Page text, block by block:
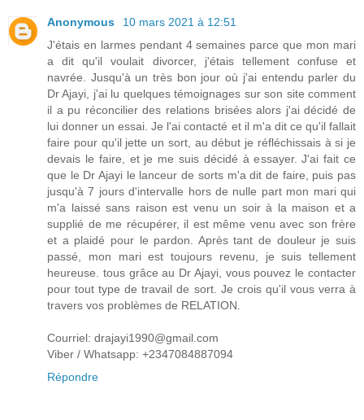
Anonymous
10 mars 2021 à 12:51
J'étais en larmes pendant 4 semaines parce que mon mari
a dit qu'il voulait divorcer, j'étais tellement confuse et
navrée. Jusqu'à un très bon jour où j'ai entendu parler du
Dr Ajayi, j'ai lu quelques témoignages sur son site comment
il a pu réconcilier des relations brisées alors j'ai décidé de
lui donner un essai. Je l'ai contacté et il m'a dit ce qu'il fallait
faire pour qu'il jette un sort, au début je réfléchissais à si je
devais le faire, et je me suis décidé à essayer. J'ai fait ce
que le Dr Ajayi le lanceur de sorts m'a dit de faire, puis pas
jusqu'à 7 jours d'intervalle hors de nulle part mon mari qui
m'a laissé sans raison est venu un soir à la maison et a
supplié de me récupérer, il est même venu avec son frère
et a plaidé pour le pardon. Après tant de douleur je suis
passé, mon mari est toujours revenu, je suis tellement
heureuse. tous grâce au Dr Ajayi, vous pouvez le contacter
pour tout type de travail de sort. Je crois qu'il vous verra à
travers vos problèmes de RELATION.
Courriel: drajayi1990@gmail.com
Viber / Whatsapp: +2347084887094
Répondre